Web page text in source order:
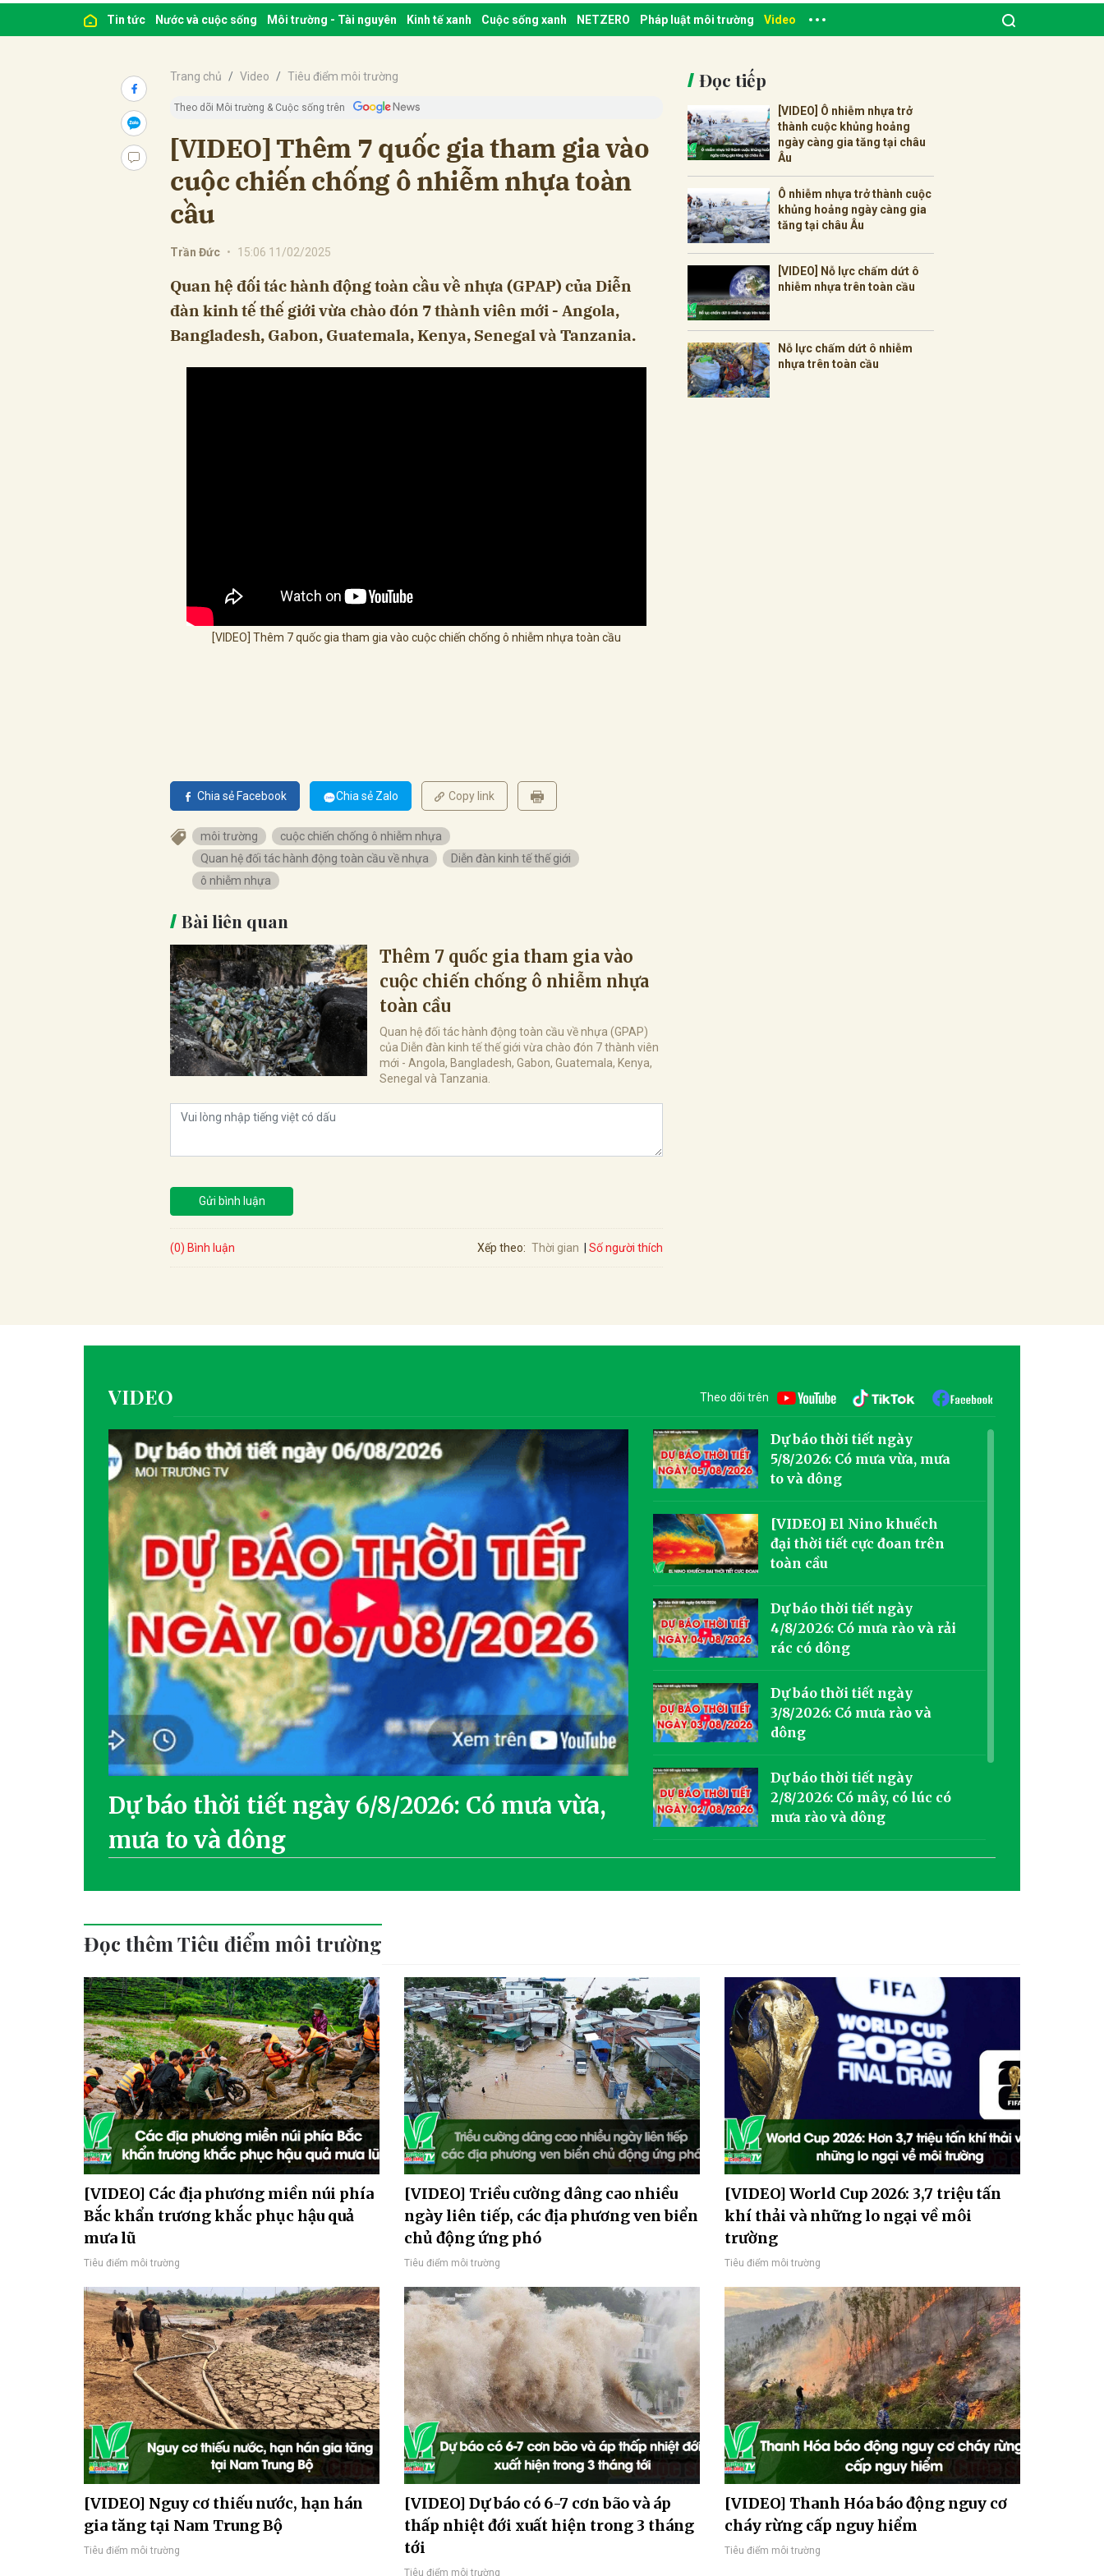
Tin tức Nước và cuộc sống Môi trường - Tài nguyên Kinh tế xanh Cuộc sống xanh NETZERO Pháp luật môi trường Video
Trang chủ Video Tiêu điểm môi trường
Theo dõi Môi trường & Cuộc sống trên
[VIDEO] Thêm 7 quốc gia tham gia vào
cuộc chiến chống ô nhiễm nhựa toàn
cầu
Trần Đức • 15:06 11/02/2025
Quan hệ đối tác hành động toàn cầu về nhựa (GPAP) của Diễn
đàn kinh tế thế giới vừa chào đón 7 thành viên mới - Angola,
Bangladesh, Gabon, Guatemala, Kenya, Senegal và Tanzania.
[VIDEO] Thêm 7 quốc gia tham gia vào cuộc chiến chống ô nhiễm nhựa toàn cầu
Chia sẻ Facebook Chia sẻ Zalo Copy link
môi trường
cuộc chiến chống ô nhiễm nhựa
Quan hệ đối tác hành động toàn cầu về nhựa
Diễn đàn kinh tế thế giới
ô nhiễm nhựa
Bài liên quan
Thêm 7 quốc gia tham gia vào
cuộc chiến chống ô nhiễm nhựa
toàn cầu
Quan hệ đối tác hành động toàn cầu về nhựa (GPAP)
của Diễn đàn kinh tế thế giới vừa chào đón 7 thành viên
mới - Angola, Bangladesh, Gabon, Guatemala, Kenya,
Senegal và Tanzania.
Gửi bình luận
(0) Bình luận Xếp theo: Thời gian Số người thích
Đọc tiếp
[VIDEO] Ô nhiễm nhựa trở
thành cuộc khủng hoảng
ngày càng gia tăng tại châu
Âu
Ô nhiễm nhựa trở thành cuộc
khủng hoảng ngày càng gia
tăng tại châu Âu
[VIDEO] Nỗ lực chấm dứt ô
nhiễm nhựa trên toàn cầu
Nỗ lực chấm dứt ô nhiễm
nhựa trên toàn cầu
VIDEO Theo dõi trên
Dự báo thời tiết ngày 6/8/2026: Có mưa vừa,
mưa to và dông
Dự báo thời tiết ngày
5/8/2026: Có mưa vừa, mưa
to và dông
[VIDEO] El Nino khuếch
đại thời tiết cực đoan trên
toàn cầu
Dự báo thời tiết ngày
4/8/2026: Có mưa rào và rải
rác có dông
Dự báo thời tiết ngày
3/8/2026: Có mưa rào và
dông
Dự báo thời tiết ngày
2/8/2026: Có mây, có lúc có
mưa rào và dông
[VIDEO] Lời cảm ơn của
Đọc thêm Tiêu điểm môi trường
[VIDEO] Các địa phương miền núi phía
Bắc khẩn trương khắc phục hậu quả
mưa lũ
Tiêu điểm môi trường
[VIDEO] Triều cường dâng cao nhiều
ngày liên tiếp, các địa phương ven biển
chủ động ứng phó
Tiêu điểm môi trường
[VIDEO] World Cup 2026: 3,7 triệu tấn
khí thải và những lo ngại về môi
trường
Tiêu điểm môi trường
[VIDEO] Nguy cơ thiếu nước, hạn hán
gia tăng tại Nam Trung Bộ
Tiêu điểm môi trường
[VIDEO] Dự báo có 6-7 cơn bão và áp
thấp nhiệt đới xuất hiện trong 3 tháng
tới
Tiêu điểm môi trường
[VIDEO] Thanh Hóa báo động nguy cơ
cháy rừng cấp nguy hiểm
Tiêu điểm môi trường